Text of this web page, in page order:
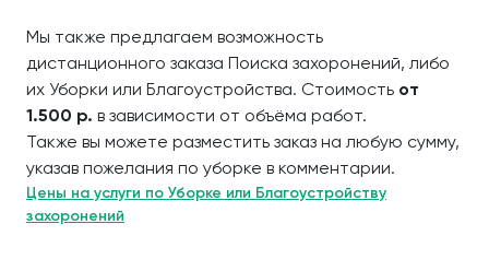
Мы также предлагаем возможность
дистанционного заказа Поиска захоронений, либо
их Уборки или Благоустройства. Стоимость от
1.500 р. в зависимости от объёма работ.
Также вы можете разместить заказ на любую сумму,
указав пожелания по уборке в комментарии.
Цены на услуги по Уборке или Благоустройству
захоронений